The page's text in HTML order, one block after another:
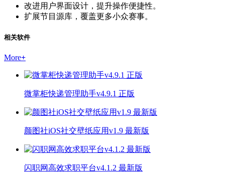
改进用户界面设计，提升操作便捷性。
扩展节目源库，覆盖更多小众赛事。
相关软件
More+
微掌柜快递管理助手v4.9.1 正版
颜图社iOS社交壁纸应用v1.9 最新版
闪职网高效求职平台v4.1.2 最新版